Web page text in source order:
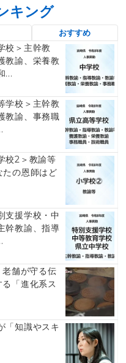
キング
おすすめ
校＞主幹教
教諭、栄養教
...
学校＞主幹教
教諭、事務職
校2＞教諭等
の恩師はど
支援学校・中
幹教諭、指導
舗が守る伝
「進化系ス
「知識やスキ